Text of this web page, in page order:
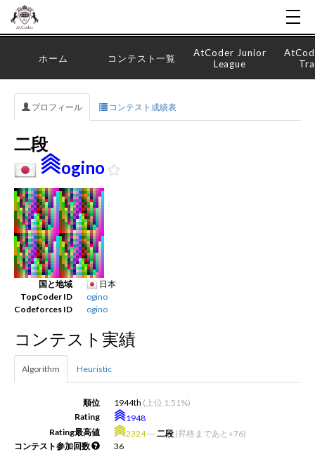
新規登録
ホーム コンテスト一覧
AtCoder Junior
League
プロフィール コンテスト成績表
二段
ogino
国と地域
日本
TopCoder ID
ogino
Codeforces ID
ogino
コンテスト実績
Algorithm Heuristic
順位 1944th (上位 1.51%)
Rating
1948
Rating最高値
2324―二段 (昇格まであと+76)
コンテスト参加回数
36